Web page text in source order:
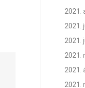
2021.
2021.
2021.
2021.
2021.
2021.